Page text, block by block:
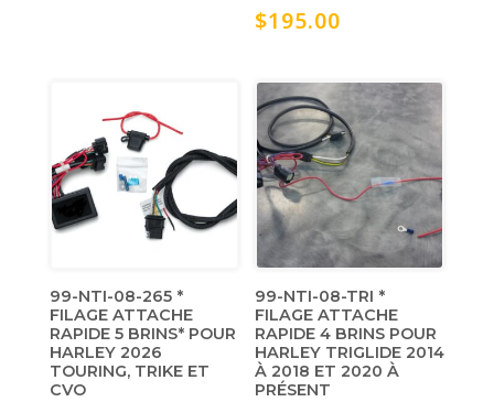
$195.00
99-NTI-08-265 *
FILAGE ATTACHE
RAPIDE 5 BRINS* POUR
HARLEY 2026
TOURING, TRIKE ET
CVO
99-NTI-08-TRI *
FILAGE ATTACHE
RAPIDE 4 BRINS POUR
HARLEY TRIGLIDE 2014
À 2018 ET 2020 À
PRÉSENT